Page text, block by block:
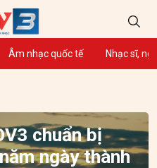
Âm nhạc quốc tế Nhạc sĩ,
chuẩn bị
ngày thành